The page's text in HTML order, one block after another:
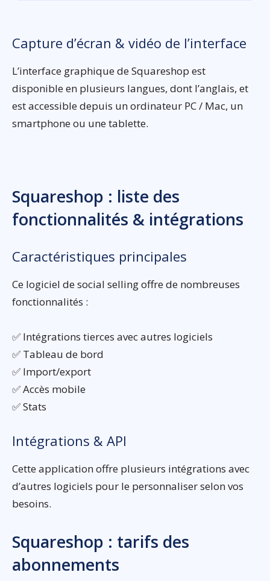
Capture d’écran & vidéo de l’interface
L’interface graphique de Squareshop est
disponible en plusieurs langues, dont l’anglais, et
est accessible depuis un ordinateur PC / Mac, un
smartphone ou une tablette.
Squareshop : liste des
fonctionnalités & intégrations
Caractéristiques principales
Ce logiciel de social selling offre de nombreuses
fonctionnalités :
✅ Intégrations tierces avec autres logiciels
✅ Tableau de bord
✅ Import/export
✅ Accès mobile
✅ Stats
Intégrations & API
Cette application offre plusieurs intégrations avec
d’autres logiciels pour le personnaliser selon vos
besoins.
Squareshop : tarifs des
abonnements